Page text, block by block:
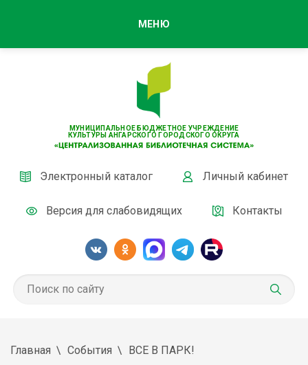
МУНИЦИПАЛЬНОЕ БЮДЖЕТНОЕ УЧРЕЖДЕНИЕ
КУЛЬТУРЫ АНГАРСКОГО ГОРОДСКОГО ОКРУГА
Электронный каталог Личный кабинет
Версия для слабовидящих Контакты
МЕНЮ
Главная События ВСЕ В ПАРК!